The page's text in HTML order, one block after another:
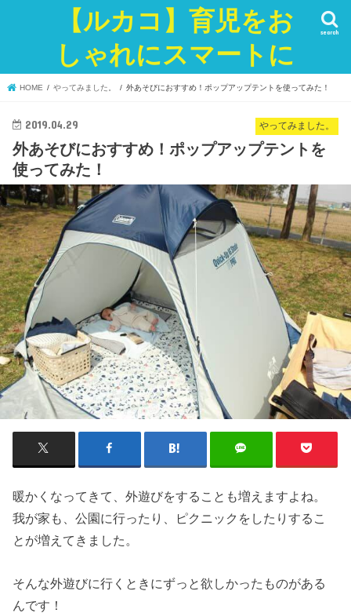
【ルカコ】育児をお
しゃれにスマートに
search
HOME やってみました。 外あそびにおすすめ！ポップアップテントを使ってみた！
やってみました。
2019.04.29
外あそびにおすすめ！ポップアップテントを
使ってみた！
暖かくなってきて、外遊びをすることも増えますよね。
我が家も、公園に行ったり、ピクニックをしたりするこ
とが増えてきました。
そんな外遊びに行くときにずっと欲しかったものがある
んです！